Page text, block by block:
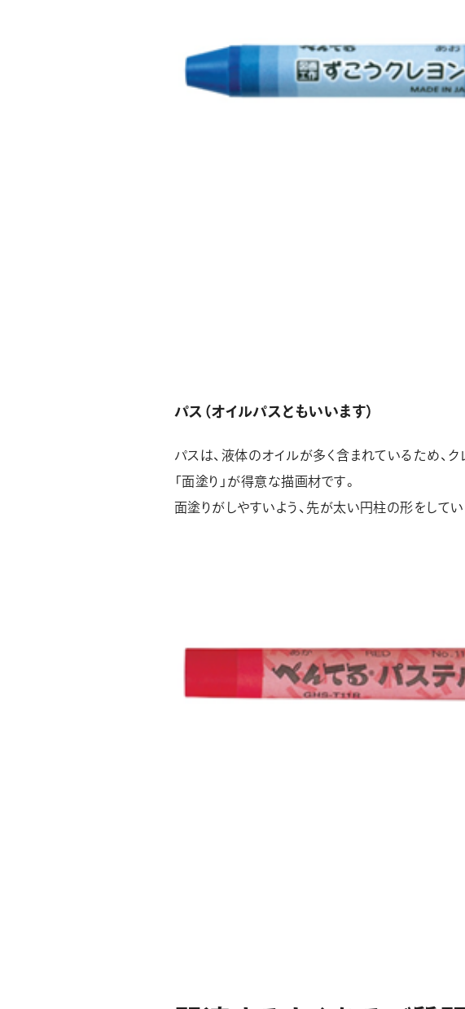
パス（オイルパスともいいます）
パスは、液体のオイルが多く含まれているため、ク
「面塗り」が得意な描画材です。
面塗りがしやすいよう、先が太い円柱の形をしてい